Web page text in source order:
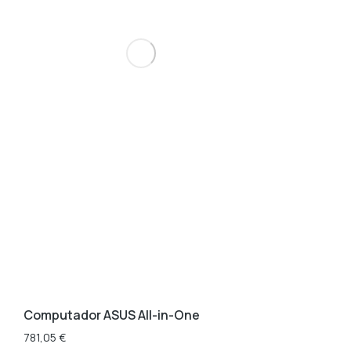
Computador ASUS All-in-One
781,05 €